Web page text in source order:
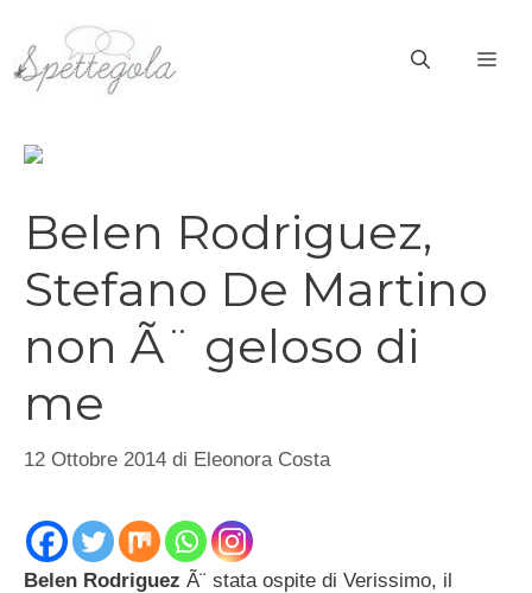
contenuto
Belen Rodriguez,
Stefano De Martino
non Ã¨ geloso di
me
12 Ottobre 2014 di Eleonora Costa
Belen Rodriguez Ã¨ stata ospite di Verissimo, il